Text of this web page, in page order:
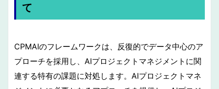
て
CPMAIのフレームワークは、反復的でデータ中心のア
プローチを採用し、AIプロジェクトマネジメントに関
連する特有の課題に対処します。AIプロジェクトマネ